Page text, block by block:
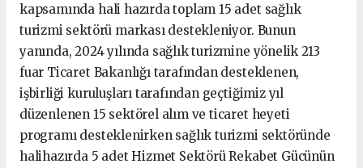
kapsamında hali hazırda toplam 15 adet sağlık
turizmi sektörü markası destekleniyor. Bunun
yanında, 2024 yılında sağlık turizmine yönelik 213
fuar Ticaret Bakanlığı tarafından desteklenen,
işbirliği kuruluşları tarafından geçtiğimiz yıl
düzenlenen 15 sektörel alım ve ticaret heyeti
programı desteklenirken sağlık turizmi sektöründe
halihazırda 5 adet Hizmet Sektörü Rekabet Gücünün